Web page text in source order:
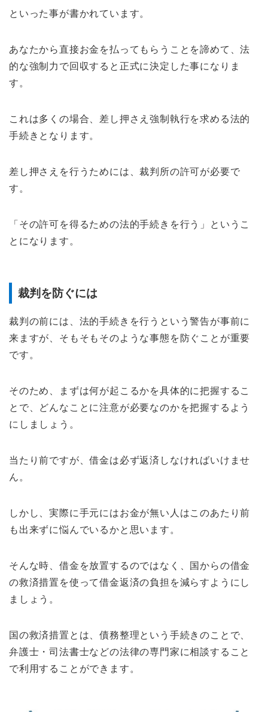
といった事が書かれています。
あなたから直接お金を払ってもらうことを諦めて、法
的な強制力で回収すると正式に決定した事になりま
す。
これは多くの場合、差し押さえ強制執行を求める法的
手続きとなります。
差し押さえを行うためには、裁判所の許可が必要で
す。
「その許可を得るための法的手続きを行う」というこ
とになります。
裁判を防ぐには
裁判の前には、法的手続きを行うという警告が事前に
来ますが、そもそもそのような事態を防ぐことが重要
です。
そのため、まずは何が起こるかを具体的に把握するこ
とで、どんなことに注意が必要なのかを把握するよう
にしましょう。
当たり前ですが、借金は必ず返済しなければいけませ
ん。
しかし、実際に手元にはお金が無い人はこのあたり前
も出来ずに悩んでいるかと思います。
そんな時、借金を放置するのではなく、国からの借金
の救済措置を使って借金返済の負担を減らすようにし
ましょう。
国の救済措置とは、債務整理という手続きのことで、
弁護士・司法書士などの法律の専門家に相談すること
で利用することができます。